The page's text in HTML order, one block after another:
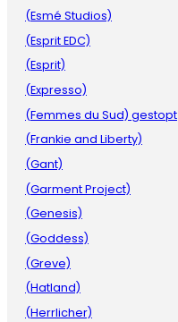
(Esmé Studios)
(Esprit EDC)
(Esprit)
(Expresso)
(Femmes du Sud) gestopt
(Frankie and Liberty)
(Gant)
(Garment Project)
(Genesis)
(Goddess)
(Greve)
(Hatland)
(Herrlicher)